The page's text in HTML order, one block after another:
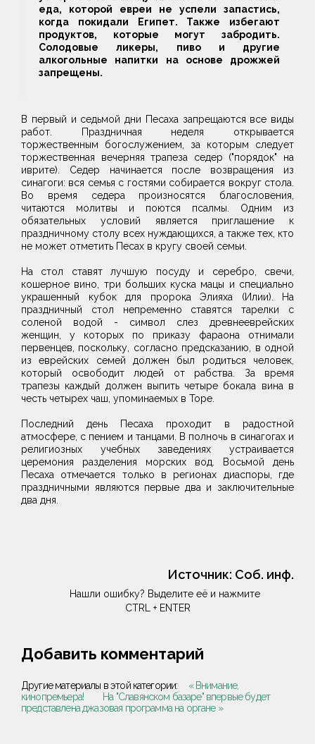
еда, которой евреи не успели запастись,
когда покидали Египет. Также избегают
продуктов, которые могут забродить.
Солодовые ликеры, пиво и другие
алкогольные напитки на основе дрожжей
запрещены.
В первый и седьмой дни Песаха запрещаются все виды
работ. Праздничная неделя открывается
торжественным богослужением, за которым следует
торжественная вечерняя трапеза седер ("порядок" на
иврите). Седер начинается после возвращения из
синагоги: вся семья с гостями собирается вокруг стола.
Во время седера произносятся благословения,
читаются молитвы и поются псалмы. Одним из
обязательных условий является приглашение к
праздничному столу всех нуждающихся, а также тех, кто
не может отметить Песах в кругу своей семьи.
На стол ставят лучшую посуду и серебро, свечи,
кошерное вино, три больших куска мацы и специально
украшенный кубок для пророка Элияха (Илии). На
праздничный стол непременно ставятся тарелки с
соленой водой - символ слез древнееврейских
женщин, у которых по приказу фараона отнимали
первенцев, поскольку, согласно предсказанию, в одной
из еврейских семей должен был родиться человек,
который освободит людей от рабства. За время
трапезы каждый должен выпить четыре бокала вина в
честь четырех чаш, упоминаемых в Торе.
Последний день Песаха проходит в радостной
атмосфере, с пением и танцами. В полночь в синагогах и
религиозных учебных заведениях устраивается
церемония разделения морских вод. Восьмой день
Песаха отмечается только в регионах диаспоры, где
праздничными являются первые два и заключительные
два дня.
Источник: Соб. инф.
Нашли ошибку? Выделите её и нажмите
CTRL + ENTER
Добавить комментарий
Другие материалы в этой категории:
« Внимание,
кинопремьера!
На "Славянском базаре" впервые будет
представлена джазовая программа на органе »